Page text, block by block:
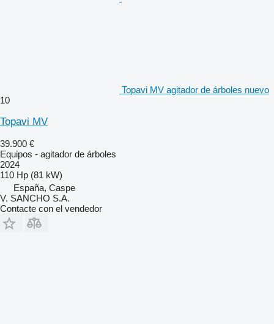
Topavi MV agitador de árboles nuevo
10
Topavi MV
39.900 €
Equipos - agitador de árboles
2024
110 Hp (81 kW)
España, Caspe
V. SANCHO S.A.
Contacte con el vendedor